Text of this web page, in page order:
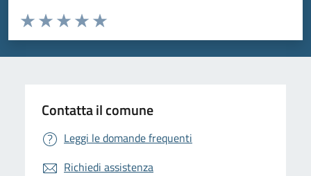
Valuta da 1 a 5 stelle la pagina
Valuta 5 stelle su 5
Valuta 4 stelle su 5
Valuta 3 stelle su 5
Valuta 2 stelle su 5
Valuta 1 stelle su 5
Contatta il comune
Leggi le domande frequenti
Richiedi assistenza